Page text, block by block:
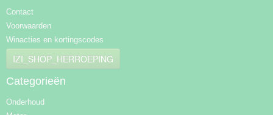
Contact
Voorwaarden
Winacties en kortingscodes
IZI_SHOP_HERROEPING
Categorieën
Onderhoud